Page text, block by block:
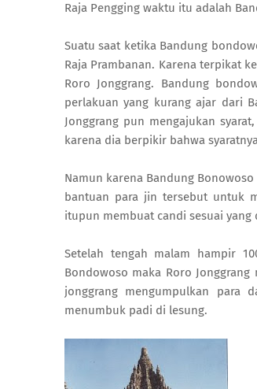
Raja Pengging waktu itu adalah
Suatu saat ketika Bandung
Raja Prambanan. Karena terpikat
Roro Jonggrang. Bandung
perlakuan yang kurang ajar dari
Jonggrang pun mengajukan
karena dia berpikir bahwa
Namun karena Bandung
bantuan para jin tersebut untuk
itupun membuat candi sesuai
Setelah tengah malam hampir
Bondowoso maka Roro
jonggrang mengumpulkan para
menumbuk padi di lesung.